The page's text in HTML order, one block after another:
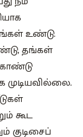
உண்டு.
தங்கள்
கூட
குடிசைப்